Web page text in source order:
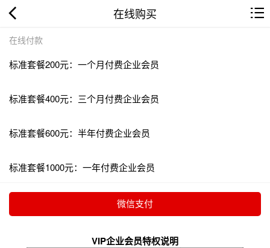
在线购买
在线付款
标准套餐200元：一个月付费企业会员
标准套餐400元：三个月付费企业会员
标准套餐600元：半年付费企业会员
标准套餐1000元：一年付费企业会员
VIP企业会员特权说明